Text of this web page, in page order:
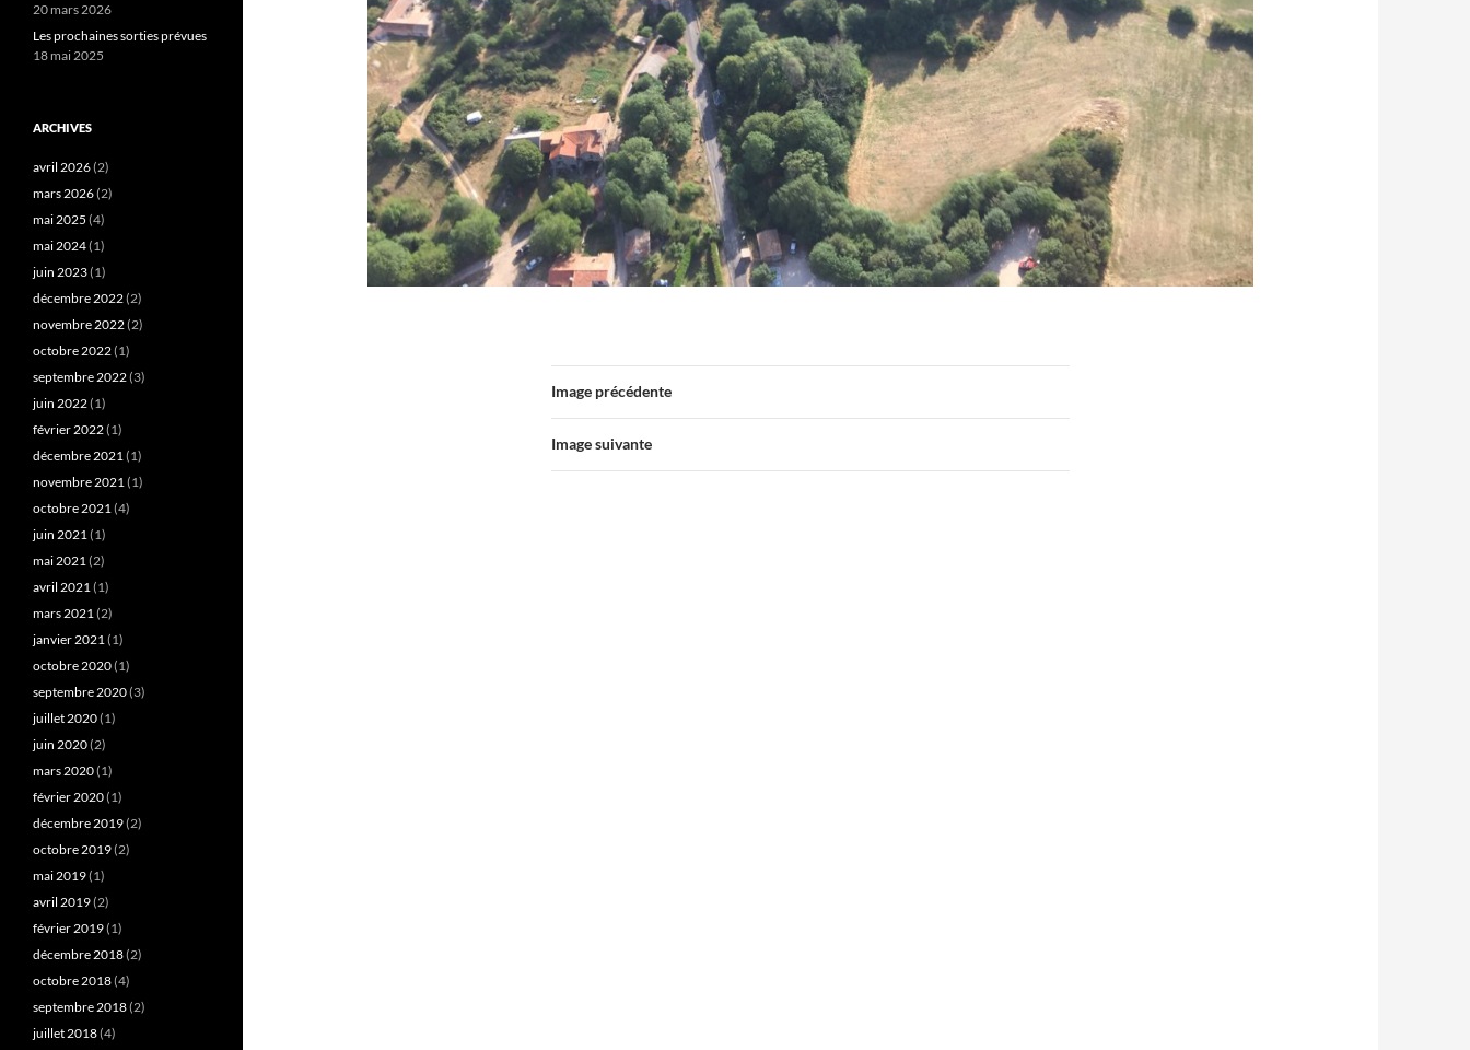
Image précédente
Image suivante
20 mars 2026
Les prochaines sorties prévues
18 mai 2025
ARCHIVES
avril 2026(2)
mars 2026(2)
mai 2025 (4)
mai 2024(1)
juin 2023(1)
décembre 2022(2)
novembre 2022(2)
octobre 2022(1)
septembre 2022(3)
juin 2022(1)
février 2022(1)
décembre 2021(1)
novembre 2021(1)
octobre 2021(4)
juin 2021(1)
mai 2021(2)
avril 2021(1)
mars 2021(2)
janvier 2021(1)
octobre 2020(1)
septembre 2020(3)
juillet 2020(1)
juin 2020(2)
mars 2020(1)
février 2020(1)
décembre 2019(2)
octobre 2019(2)
mai 2019(1)
avril 2019(2)
février 2019(1)
décembre 2018(2)
octobre 2018(4)
septembre 2018(2)
juillet 2018(4)